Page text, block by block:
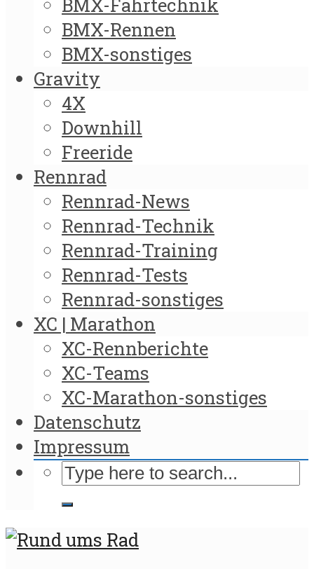
BMX-Rennen
BMX-sonstiges
Gravity
4X
Downhill
Freeride
Rennrad
Rennrad-News
Rennrad-Technik
Rennrad-Training
Rennrad-Tests
Rennrad-sonstiges
XC | Marathon
XC-Rennberichte
XC-Teams
XC-Marathon-sonstiges
Datenschutz
Impressum